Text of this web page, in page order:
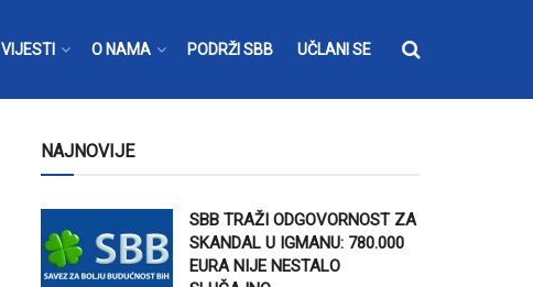
VIJESTI O NAMA PODRŽI SBB UČLANI SE
NAJNOVIJE
SBB TRAŽI ODGOVORNOST ZA
SKANDAL U IGMANU: 780.000
EURA NIJE NESTALO